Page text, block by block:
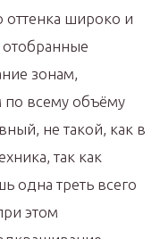
оттенка широко и
зонам,
всему объёму
не такой, как в
так как
одна треть всего
этом